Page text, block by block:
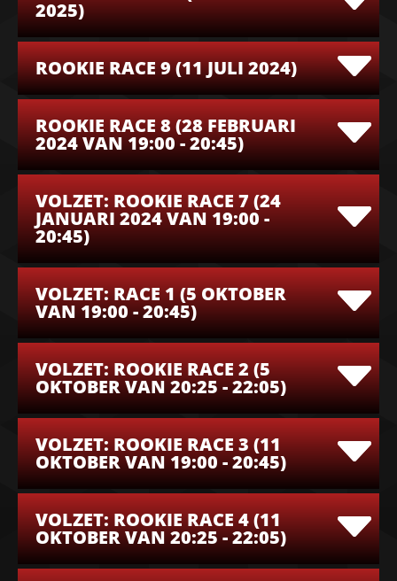
2025)
ROOKIE RACE 9 (11 JULI 2024)
ROOKIE RACE 8 (28 FEBRUARI
2024 VAN 19:00 - 20:45)
VOLZET: ROOKIE RACE 7 (24
JANUARI 2024 VAN 19:00 -
20:45)
VOLZET: RACE 1 (5 OKTOBER
VAN 19:00 - 20:45)
VOLZET: ROOKIE RACE 2 (5
OKTOBER VAN 20:25 - 22:05)
VOLZET: ROOKIE RACE 3 (11
OKTOBER VAN 19:00 - 20:45)
VOLZET: ROOKIE RACE 4 (11
OKTOBER VAN 20:25 - 22:05)